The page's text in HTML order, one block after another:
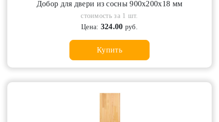
Добор для двери из сосны 900х200х18 мм
стоимость за 1 шт.
Цена: 324.00 руб.
Купить